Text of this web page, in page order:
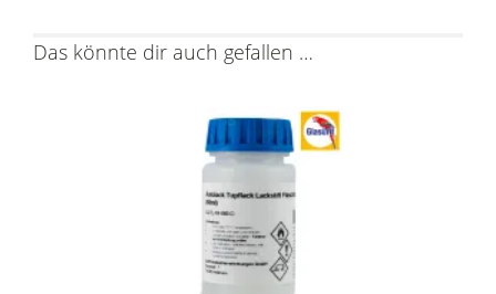
Das könnte dir auch gefallen …